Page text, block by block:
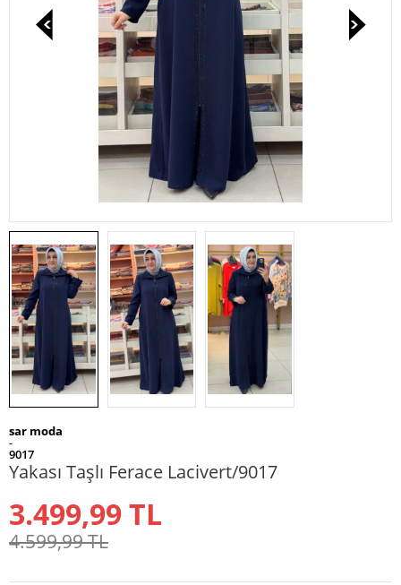
sar moda
-
9017
Yakası Taşlı Ferace Lacivert/9017
3.499,99TL
4.599,99TL